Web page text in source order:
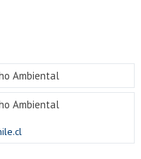
Ambiental
Ambiental